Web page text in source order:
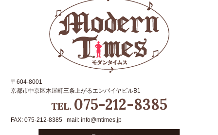
〒604-8001
京都市中京区木屋町三条上がるエンパイヤビルB1
TEL. 075-212-8385
FAX: 075-212-8385 mail: info@mtimes.jp